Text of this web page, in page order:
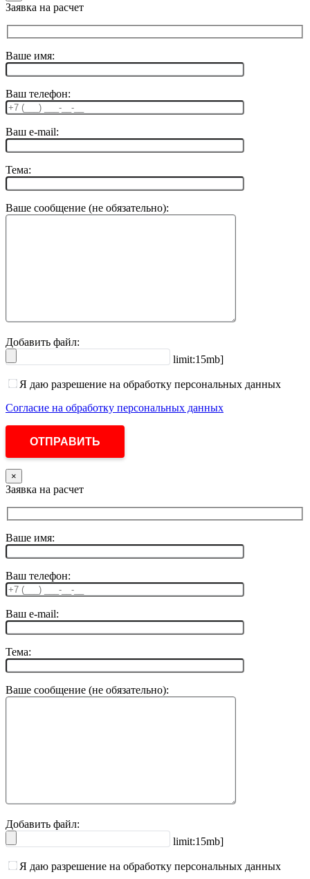
Заявка на расчет
Ваше имя:
Ваш телефон:
Ваш e-mail:
Тема:
Ваше сообщение (не обязательно):
Добавить файл:
limit:15mb]
Я даю разрешение на обработку персональных данных
Согласие на обработку персональных данных
×
Заявка на расчет
Ваше имя:
Ваш телефон:
Ваш e-mail:
Тема:
Ваше сообщение (не обязательно):
Добавить файл:
limit:15mb]
Я даю разрешение на обработку персональных данных